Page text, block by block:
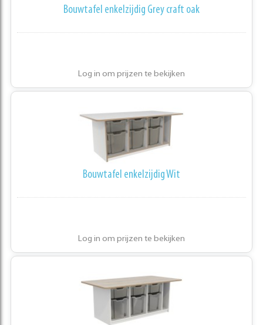
Bouwtafel enkelzijdig Grey craft oak
Log in om prijzen te bekijken
Bouwtafel enkelzijdig Wit
Log in om prijzen te bekijken